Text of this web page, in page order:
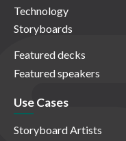
Technology
Storyboards
Featured decks
Featured speakers
Use Cases
Storyboard Artists